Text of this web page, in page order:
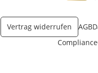
Vertrag widerrufen AGB
Compliance